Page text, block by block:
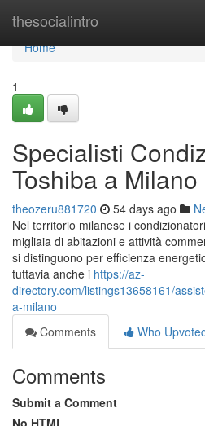
thesocialintro
Home
Home
1
Specialisti
Toshiba a
theozeru881720 54 days ago
Nel territorio milanese i
migliaia di abitazioni e attività
si distinguono per efficienza
tuttavia anche i https://az-
directory.com/listings13658161/
a-milano
Comments
Who
Comments
Submit a Comment
No HTML